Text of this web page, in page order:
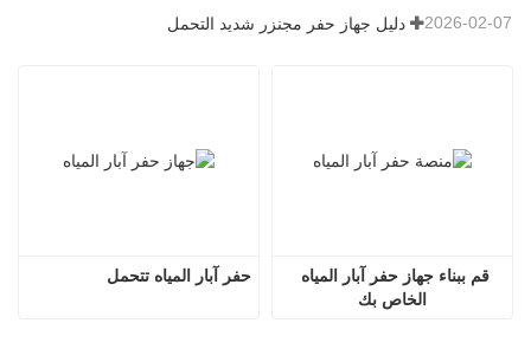
دليل جهاز حفر مجنزر شديد التحمل 2026-02-07
حفر آبار المياه تتحمل
الخاص بك